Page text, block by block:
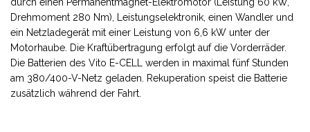
Drehmoment 280 Nm), Leistungselektronik, einen Wandler und
ein Netzladegerät mit einer Leistung von 6,6 kW unter der
Motorhaube. Die Kraftübertragung erfolgt auf die Vorderräder.
Die Batterien des Vito E-CELL werden in maximal fünf Stunden
am 380/400-V-Netz geladen. Rekuperation speist die Batterie
zusätzlich während der Fahrt.